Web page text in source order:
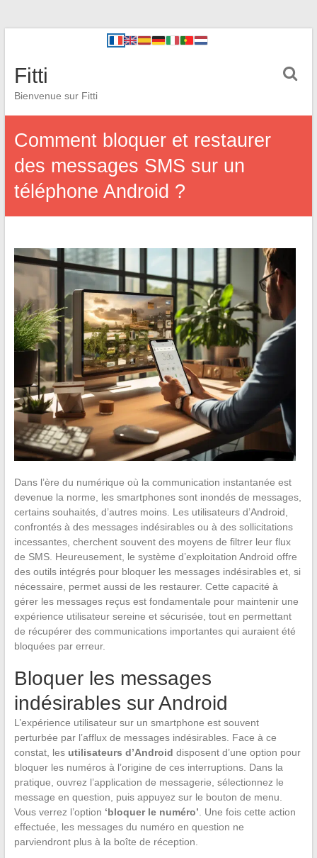
Fitti
Bienvenue sur Fitti
Comment bloquer et restaurer
des messages SMS sur un
téléphone Android ?
Dans l’ère du numérique où la communication instantanée est
devenue la norme, les smartphones sont inondés de messages,
certains souhaités, d’autres moins. Les utilisateurs d’Android,
confrontés à des messages indésirables ou à des sollicitations
incessantes, cherchent souvent des moyens de filtrer leur flux
de SMS. Heureusement, le système d’exploitation Android offre
des outils intégrés pour bloquer les messages indésirables et, si
nécessaire, permet aussi de les restaurer. Cette capacité à
gérer les messages reçus est fondamentale pour maintenir une
expérience utilisateur sereine et sécurisée, tout en permettant
de récupérer des communications importantes qui auraient été
bloquées par erreur.
Bloquer les messages
indésirables sur Android
L’expérience utilisateur sur un smartphone est souvent
perturbée par l’afflux de messages indésirables. Face à ce
constat, les utilisateurs d’Android disposent d’une option pour
bloquer les numéros à l’origine de ces interruptions. Dans la
pratique, ouvrez l’application de messagerie, sélectionnez le
message en question, puis appuyez sur le bouton de menu.
Vous verrez l’option ‘bloquer le numéro’ . Une fois cette action
effectuée, les messages du numéro en question ne
parviendront plus à la boîte de réception.